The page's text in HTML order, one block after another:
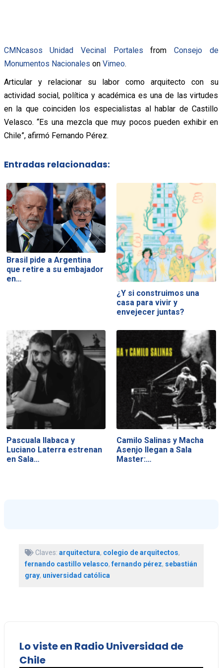
CMNcasos Unidad Vecinal Portales from Consejo de
Monumentos Nacionales on Vimeo.
Articular y relacionar su labor como arquitecto con su
actividad social, política y académica es una de las virtudes
en la que coinciden los especialistas al hablar de Castillo
Velasco. “Es una mezcla que muy pocos pueden exhibir en
Chile”, afirmó Fernando Pérez.
Entradas relacionadas:
Brasil pide a Argentina
que retire a su embajador
en…
¿Y si construimos una
casa para vivir y
envejecer juntas?
Pascuala Ilabaca y
Luciano Laterra estrenan
en Sala…
Camilo Salinas y Macha
Asenjo llegan a Sala
Master:…
Claves: arquitectura, colegio de arquitectos,
fernando castillo velasco,fernando pérez, sebastián
gray, universidad católica
Lo viste en Radio Universidad de
Chile